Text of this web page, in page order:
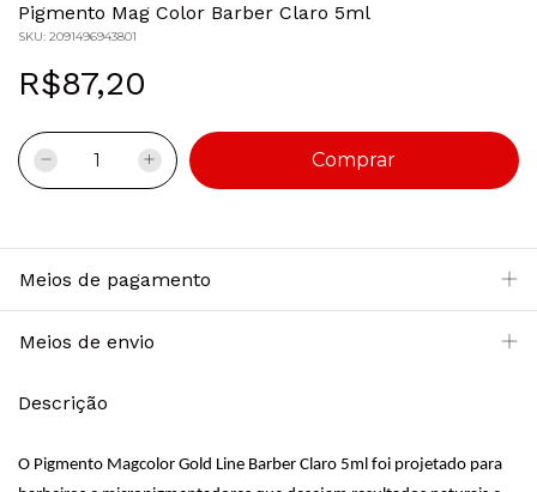
Pigmento Mag Color Barber Claro 5ml
SKU: 2091496943801
R$87,20
Meios de pagamento
Meios de envio
Descrição
O Pigmento Magcolor Gold Line Barber Claro 5ml foi projetado para